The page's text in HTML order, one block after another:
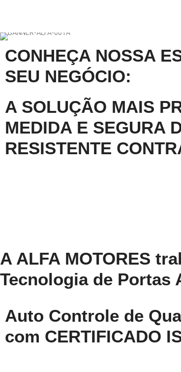
CONHEÇA NOSSA
SEU NEGÓCIO:
A SOLUÇÃO MAIS
MEDIDA E SEGURA
RESISTENTE
A ALFA MOTORES
Tecnologia de Portas
Auto Controle de
com CERTIFICADO